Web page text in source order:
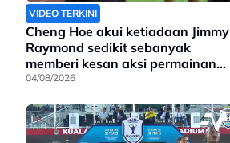
VIDEO TERKINI
Cheng Hoe akui ketiadaan Jimmy
Raymond sedikit sebanyak
memberi kesan aksi permainan
Harimau Malaya
04/08/2026